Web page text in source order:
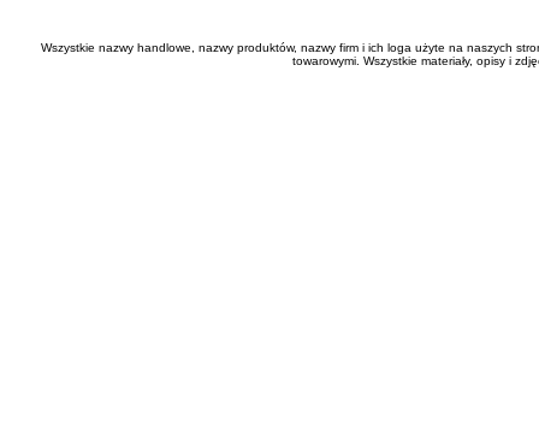
Wszystkie nazwy handlowe, nazwy produktów, nazwy firm i ich loga użyte na naszych
towarowymi. Wszystkie materiały, opisy i